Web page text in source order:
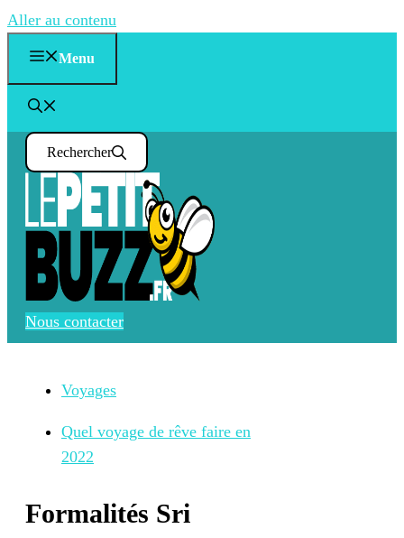
Aller au contenu
Menu
Rechercher
Nous contacter
Voyages
Quel voyage de rêve faire en
2022
Formalités Sri